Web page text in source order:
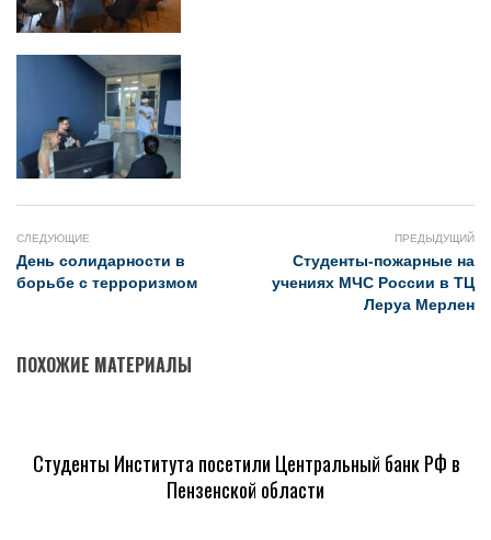
СЛЕДУЮЩИЕ
День солидарности в
борьбе с терроризмом
ПРЕДЫДУЩИЙ
Студенты-пожарные на
учениях МЧС России в ТЦ
Леруа Мерлен
ПОХОЖИЕ МАТЕРИАЛЫ
Студенты Института посетили Центральный банк РФ в
Пензенской области